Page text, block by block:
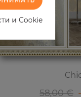
Базовая
58,00 €
Цена
и Cookie